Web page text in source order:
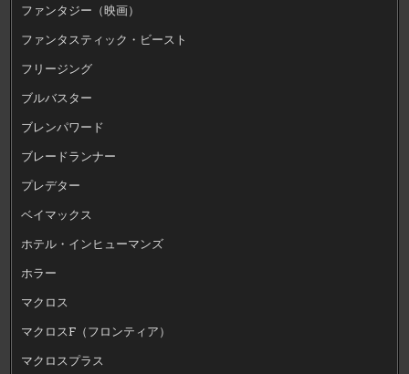
ファンタジー（映画）
ファンタスティック・ビースト
フリージング
ブルバスター
ブレンパワード
ブレードランナー
プレデター
ベイマックス
ホテル・インヒューマンズ
ホラー
マクロス
マクロスF（フロンティア）
マクロスプラス